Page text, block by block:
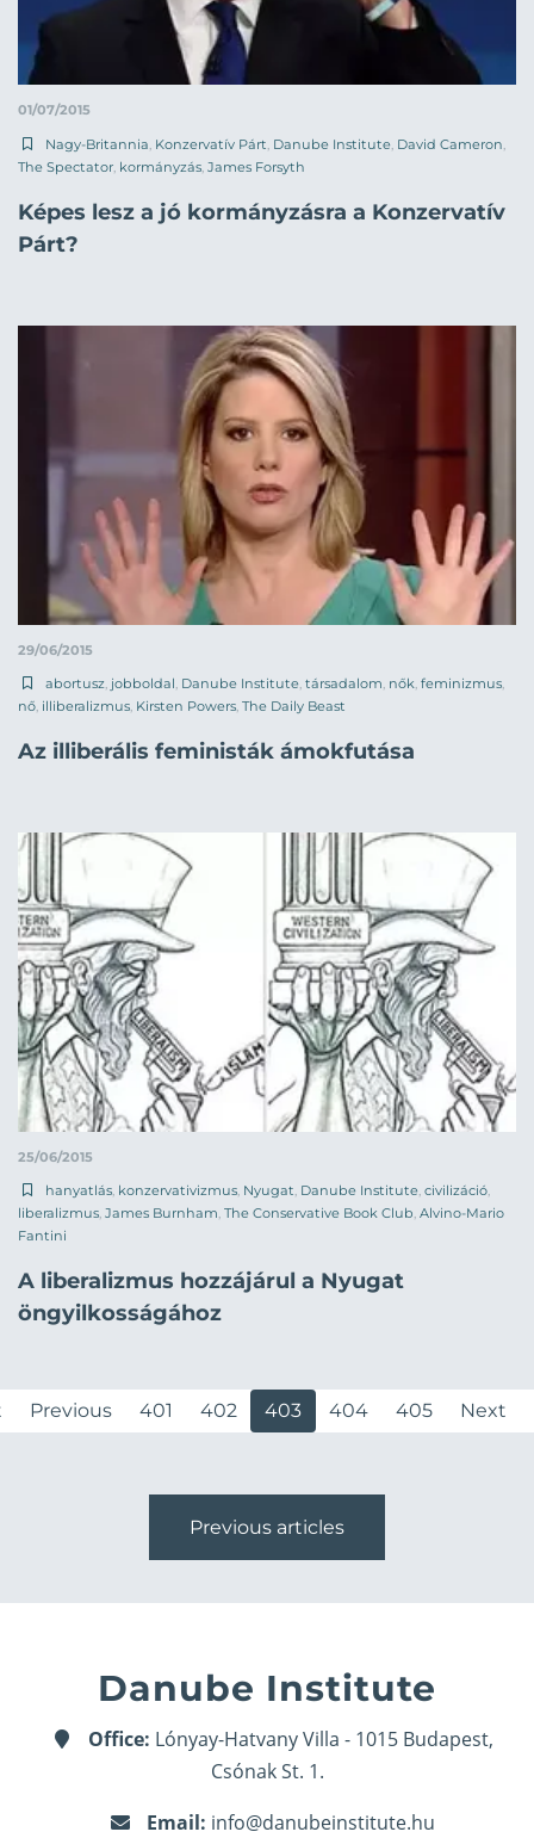
01/07/2015
Nagy-Britannia Konzervatív Párt Danube Institute David Cameron
The Spectator kormányzás James Forsyth
Képes lesz a jó kormányzásra a Konzervatív
Párt?
29/06/2015
abortusz jobboldal Danube Institute társadalom nők feminizmus
nő illiberalizmus Kirsten Powers The Daily Beast
Az illiberális feministák ámokfutása
25/06/2015
hanyatlás, konzervativizmus, Nyugat, Danube Institute, civilizáció,
liberalizmus, James Burnham, The Conservative Book Club, Alvino-Mario
Fantini
A liberalizmus hozzájárul a Nyugat
öngyilkosságához
Previous 401 402 403 404 405 Next
Previous articles
Danube Institute
Office: Lónyay-Hatvany Villa - 1015 Budapest,
Csónak St. 1.
Email: info@danubeinstitute.hu